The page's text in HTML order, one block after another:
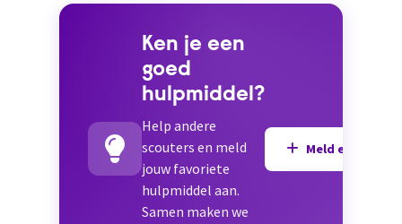
Ken je een
goed
hulpmiddel?
Help andere
scouters en meld
jouw favoriete
hulpmiddel aan.
Samen maken we
Meld een